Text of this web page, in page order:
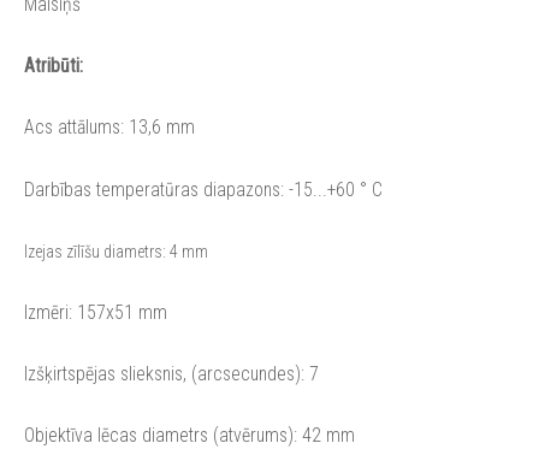
Atribūti:
Acs attālums: 13,6 mm
Darbības temperatūras diapazons: -15...+60 ° C
Izejas zīlīšu diametrs: 4 mm
Izmēri: 157x51 mm
Izšķirtspējas slieksnis, (arcsecundes): 7
Objektīva lēcas diametrs (atvērums): 42 mm